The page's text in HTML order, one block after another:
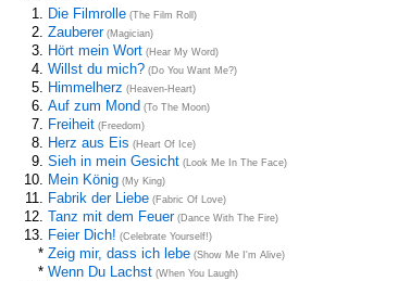
1. Die Filmrolle (The Film Roll)
2. Zauberer(Magician)
3. Hört mein Wort (Hear My Word)
4. Willst du mich? (Do You Want Me?)
5. Himmelherz (Heaven-Heart)
6. Auf zum Mond (To The Moon)
7. Freiheit (Freedom)
8. Herz aus Eis (Heart Of Ice)
9. Sieh in mein Gesicht (Look Me In The Face)
10. Mein König (My King)
11. Fabrik der Liebe (Fabric Of Love)
12. Tanz mit dem Feuer(Dance With The Fire)
13. Feier Dich! (Celebrate Yourself!)
* Zeig mir, dass ich lebe (Show Me I'm Alive)
* Wenn Du Lachst (When You Laugh)